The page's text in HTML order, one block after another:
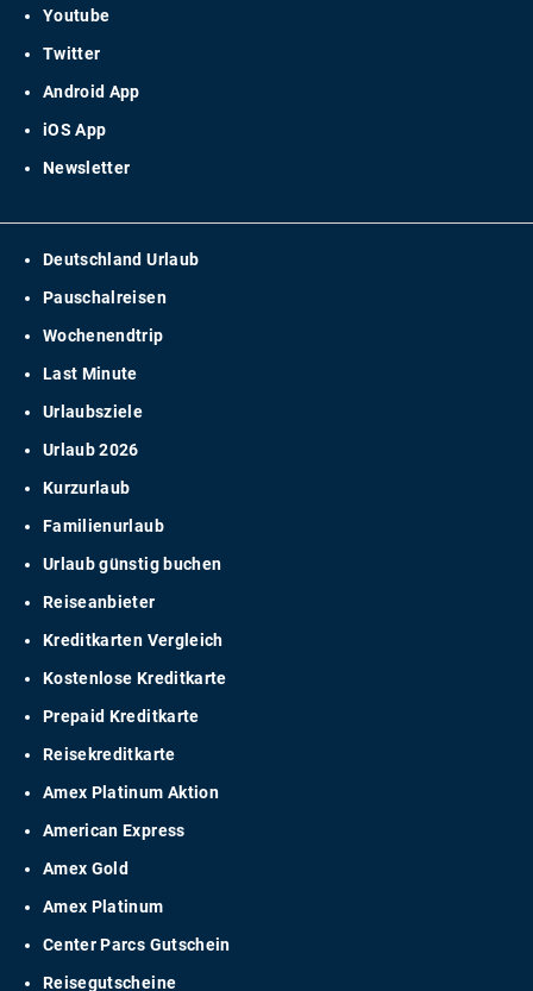
Youtube
Twitter
Android App
iOS App
Newsletter
Deutschland Urlaub
Pauschalreisen
Wochenendtrip
Last Minute
Urlaubsziele
Urlaub 2026
Kurzurlaub
Familienurlaub
Urlaub günstig buchen
Reiseanbieter
Kreditkarten Vergleich
Kostenlose Kreditkarte
Prepaid Kreditkarte
Reisekreditkarte
Amex Platinum Aktion
American Express
Amex Gold
Amex Platinum
Center Parcs Gutschein
Reisegutscheine